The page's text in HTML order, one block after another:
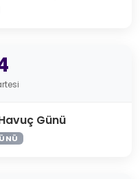
Günü